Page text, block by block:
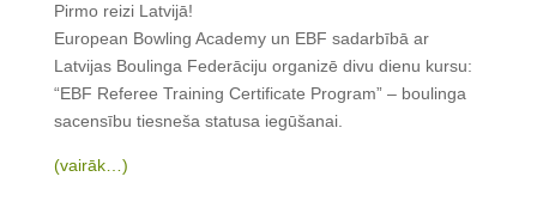
Pirmo reizi Latvijā!
European Bowling Academy un EBF sadarbībā ar
Latvijas Boulinga Federāciju organizē divu dienu kursu:
“EBF Referee Training Certificate Program” – boulinga
sacensību tiesneša statusa iegūšanai.
(vairāk…)